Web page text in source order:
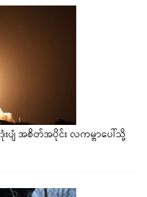
ဒုံးပျံ အစိတ်အပိုင်း လကမ္ဘာပေါ်သို့